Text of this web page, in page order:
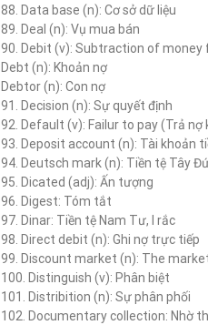
88. Data base (n): Cơ sở dữ liệu
89. Deal (n): Vụ mua bán
90. Debit (v): Subtraction of money
Debt (n): Khoản nợ
Debtor (n): Con nợ
91. Decision (n): Sự quyết định
92. Default (v): Failur to pay (Trả nợ
93. Deposit account (n): Tài khoản
94. Deutsch mark (n): Tiền tệ Tây
95. Dicated (adj): Ấn tượng
96. Digest: Tóm tắt
97. Dinar: Tiền tệ Nam Tư, I rắc
98. Direct debit (n): Ghi nợ trực tiếp
99. Discount market (n): The
100. Distinguish (v): Phân biệt
101. Distribition (n): Sự phân phối
102. Documentary collection: Nhờ